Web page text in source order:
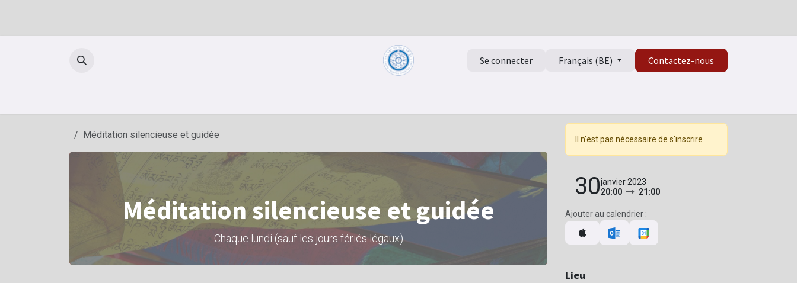
Se connecter
Français (BE) Contactez-nous
Méditation silencieuse et guidée
Méditation silencieuse et guidée
Chaque lundi (sauf les jours fériés légaux)
Il n'est pas nécessaire de s'inscrire
30janvier 2023
20:00
21:00
Ajouter au calendrier :
Lieu